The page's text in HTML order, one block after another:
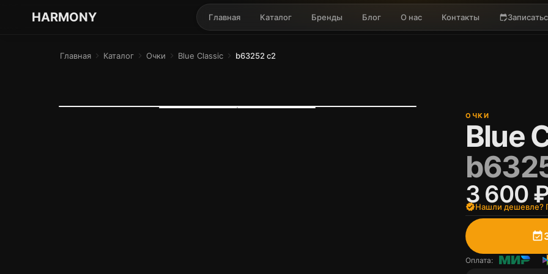
ГАРМОНИЯ ГЛАЗ
HARMONY Главная Каталог Бренды Блог О нас Контакты edit_calendar
Главная chevron_right Каталог chevron_right Очки chevron_right Blue Classic chevron_right b63252 c2
ОЧКИ
Blue
3 600
verifiedНашли дешевле?
event_available
Оплата: